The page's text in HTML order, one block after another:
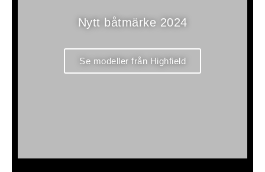
Nytt båtmärke 2024
Se modeller från Highfield